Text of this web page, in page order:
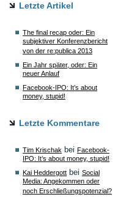
Letzte Artikel
The final recap oder: Ein
subjektiver Konferenzbericht
von der re:publica 2013
Ein Jahr später, oder: Ein
neuer Anlauf
Facebook-IPO: It’s about
money, stupid!
Letzte Kommentare
Tim Krischak bei Facebook-
IPO: It’s about money, stupid!
Kai Heddergott bei Social
Media: Angekommen oder
noch Erschließungspotenzial?